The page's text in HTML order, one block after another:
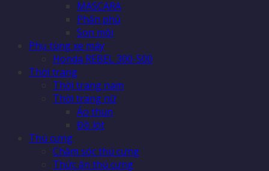
MASCARA
Phấn phủ
Son môi
Phụ tùng xe máy
Honda REBEL 300-500
Thời trang
Thời trang nam
Thời trang nữ
Áo thun
Đồ lót
Thú cưng
Chăm sóc thú cưng
Thức ăn thú cưng